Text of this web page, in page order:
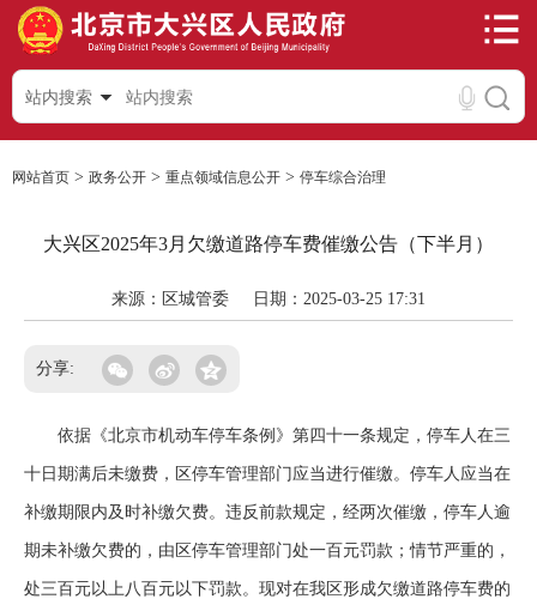
站内搜索
网站首页 > 政务公开 > 重点领域信息公开 > 停车综合治理
大兴区2025年3月欠缴道路停车费催缴公告（下半月）
来源：区城管委 日期：2025-03-25 17:31
分享:
依据《北京市机动车停车条例》第四十一条规定，停车人在三
十日期满后未缴费，区停车管理部门应当进行催缴。停车人应当在
补缴期限内及时补缴欠费。违反前款规定，经两次催缴，停车人逾
期未补缴欠费的，由区停车管理部门处一百元罚款；情节严重的，
处三百元以上八百元以下罚款。现对在我区形成欠缴道路停车费的